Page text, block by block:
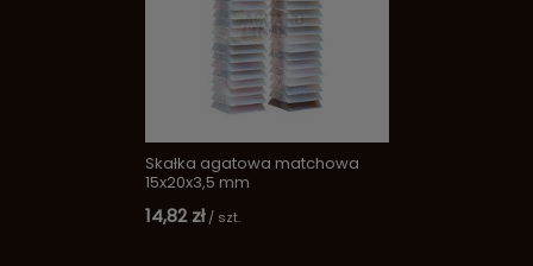
Skałka agatowa matchowa
15x20x3,5 mm
14,82 zł / szt.